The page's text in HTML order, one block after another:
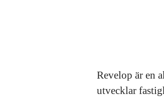
Revelop är en
utvecklar